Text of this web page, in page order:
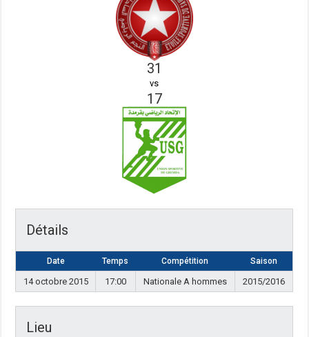
31
vs
17
Détails
Date Temps Compétition Saison
14 octobre 2015 17:00 Nationale A hommes 2015/2016
Lieu